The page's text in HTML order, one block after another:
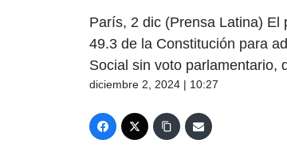
París, 2 dic (Prensa Latina) El
49.3 de la Constitución para
Social sin voto parlamentario,
diciembre 2, 2024 | 10:27